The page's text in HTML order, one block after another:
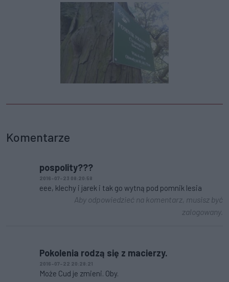
Komentarze
pospolity???
2016-07-23 08:20:58
eee, klechy i jarek i tak go wytną pod pomnik lesia
Aby odpowiedzieć na komentarz, musisz być
zalogowany.
Pokolenia rodzą się z macierzy.
2016-07-22 20:28:21
Może Cud je zmieni. Oby.